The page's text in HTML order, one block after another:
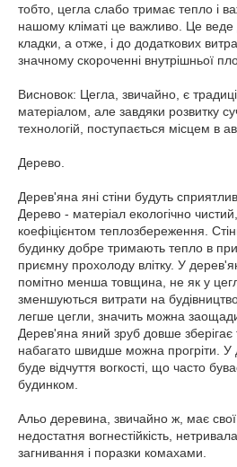
тобто, цегла слабо тримає тепло і
нашому кліматі це важливо. Це
кладки, а отже, і до додаткових
значному скороченні внутрішньої
Висновок: Цегла, звичайно, є
матеріалом, але завдяки розвитку
технологій, поступається місцем в
Дерево.
Дерев'яна яні стіни будуть
Дерево - матеріал екологічно
коефіцієнтом теплозбереження.
будинку добре тримають тепло в
приємну прохолоду влітку. У
помітно менша товщина, не як у
зменшуються витрати на
легше цегли, значить можна
Дерев'яна яний зруб довше зберігає
набагато швидше можна прогріти. У
буде відчуття вогкості, що часто
будинком.
Альо деревина, звичайно ж, має
недостатня вогнестійкість,
загнивання і поразки комахами.